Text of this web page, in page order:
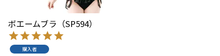
ボエームブラ（SP594）
購入者